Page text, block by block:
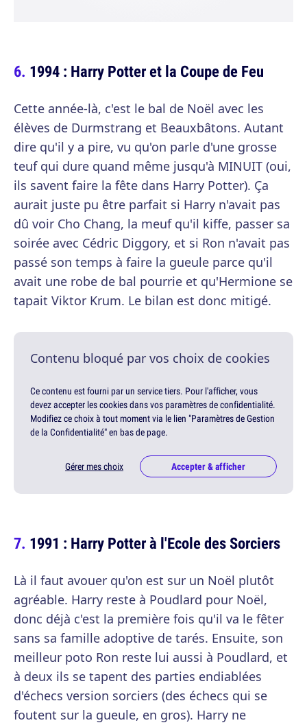
1994 : Harry Potter et la Coupe de Feu
Cette année-là, c'est le bal de Noël avec les
élèves de Durmstrang et Beauxbâtons. Autant
dire qu'il y a pire, vu qu'on parle d'une grosse
teuf qui dure quand même jusqu'à MINUIT (oui,
ils savent faire la fête dans Harry Potter). Ça
aurait juste pu être parfait si Harry n'avait pas
dû voir Cho Chang, la meuf qu'il kiffe, passer sa
soirée avec Cédric Diggory, et si Ron n'avait pas
passé son temps à faire la gueule parce qu'il
avait une robe de bal pourrie et qu'Hermione se
tapait Viktor Krum. Le bilan est donc mitigé.
Contenu bloqué par vos choix de cookies
Ce contenu est fourni par un service tiers. Pour l'afficher, vous
devez accepter les cookies dans vos paramètres de confidentialité.
Modifiez ce choix à tout moment via le lien "Paramètres de Gestion
de la Confidentialité" en bas de page.
Gérer mes choix Accepter & afficher
1991 : Harry Potter à l'Ecole des Sorciers
Là il faut avouer qu'on est sur un Noël plutôt
agréable. Harry reste à Poudlard pour Noël,
donc déjà c'est la première fois qu'il va le fêter
sans sa famille adoptive de tarés. Ensuite, son
meilleur poto Ron reste lui aussi à Poudlard, et
à deux ils se tapent des parties endiablées
d'échecs version sorciers (des échecs qui se
foutent sur la gueule, en gros). Harry ne